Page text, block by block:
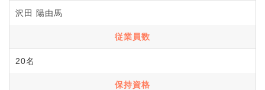
沢田 陽由馬
従業員数
20名
保持資格